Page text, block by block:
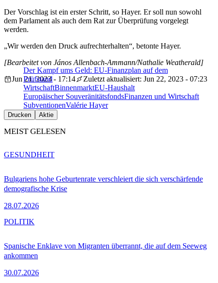
Der Vorschlag ist ein erster Schritt, so Hayer. Er soll nun sowohl
dem Parlament als auch dem Rat zur Überprüfung vorgelegt
werden.
„Wir werden den Druck aufrechterhalten“, betonte Hayer.
Der Kampf ums Geld: EU-Finanzplan auf dem
Prüfstand
[Bearbeitet von János Allenbach-Ammann/Nathalie Weatherald]
Jun 21, 2023 - 17:14
Zuletzt aktualisiert: Jun 22, 2023 - 07:23
WirtschaftBinnenmarktEU-Haushalt
Europäischer SouveränitätsfondsFinanzen und Wirtschaft
SubventionenValérie Hayer
Drucken Aktie
MEIST GELESEN
Bulgariens hohe Geburtenrate verschleiert die sich verschärfende
demografische Krise
28.07.2026
GESUNDHEIT
Spanische Enklave von Migranten überrannt, die auf dem Seeweg
ankommen
30.07.2026
POLITIK